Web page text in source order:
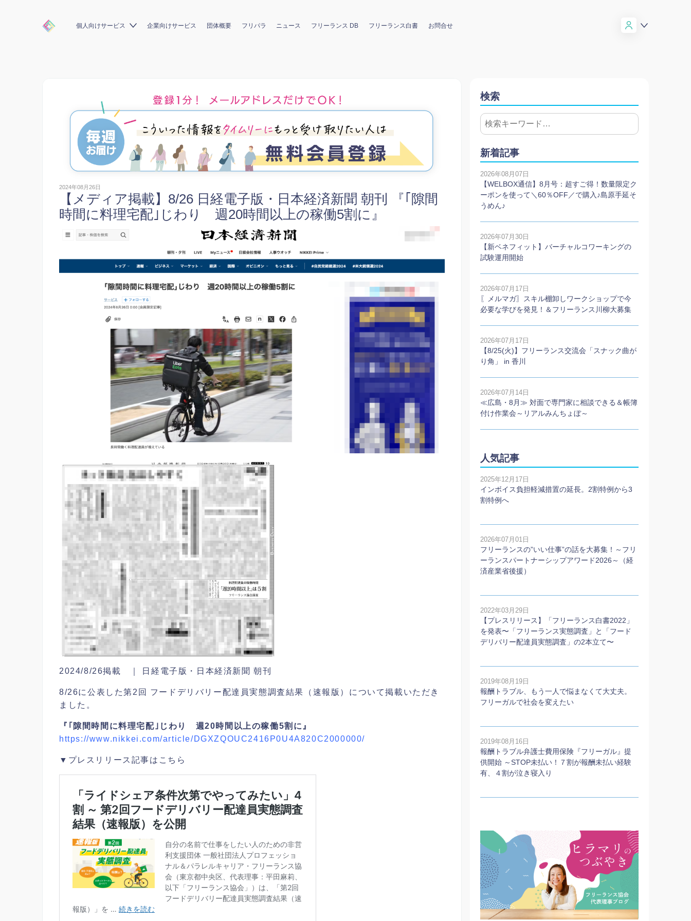
個人向けサービス 企業向けサービス 団体概要 フリパラ ニュース フリーランス DB フリーランス白書 お問合せ
2024年08月26日
【メディア掲載】8/26 日経電子版・日本経済新聞 朝刊 『｢隙間
時間に料理宅配｣じわり 週20時間以上の稼働5割に』
2024/8/26掲載 ｜ 日経電子版・日本経済新聞 朝刊
8/26に公表した第2回 フードデリバリー配達員実態調査結果（速報版）について掲載いただき
ました。
『｢隙間時間に料理宅配｣じわり 週20時間以上の稼働5割に』
https://www.nikkei.com/article/DGXZQOUC2416P0U4A820C2000000/
▼プレスリリース記事はこちら
検索
新着記事
2026年08月07日
【WELBOX通信】8月号：超すご得！数量限定ク
ーポンを使って＼60％OFF／で購入♪島原手延そ
うめん♪
2026年07月30日
【新ベネフィット】バーチャルコワーキングの
試験運用開始
2026年07月17日
〖メルマガ〗スキル棚卸しワークショップで今
必要な学びを発見！＆フリーランス川柳大募集
2026年07月17日
【8/25(火)】フリーランス交流会「スナック曲が
り角」 in 香川
2026年07月14日
≪広島・8月≫ 対面で専門家に相談できる＆帳簿
付け作業会～リアルみんちょぼ～
人気記事
2025年12月17日
インボイス負担軽減措置の延長。2割特例から3
割特例へ
2026年07月01日
フリーランスの”いい仕事”の話を大募集！～フリ
ーランスパートナーシップアワード2026～（経
済産業省後援）
2022年03月29日
【プレスリリース】「フリーランス白書2022」
を発表〜「フリーランス実態調査」と「フード
デリバリー配達員実態調査」の2本⽴て〜
2019年08月19日
報酬トラブル、もう一人で悩まなくて大丈夫。
フリーガルで社会を変えたい
2019年08月16日
報酬トラブル弁護士費用保険『フリーガル』提
供開始 ～STOP未払い！７割が報酬未払い経験
有、４割が泣き寝入り